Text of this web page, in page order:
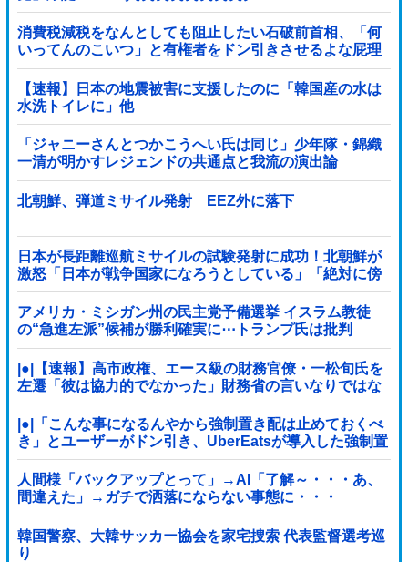
消費税減税をなんとしても阻止したい石破前首相、「何
いってんのこいつ」と有権者をドン引きさせるよな屁理
屈を……
【速報】日本の地震被害に支援したのに「韓国産の水は
水洗トイレに」他
「ジャニーさんとつかこうへい氏は同じ」少年隊・錦織
一清が明かすレジェンドの共通点と我流の演出論
北朝鮮、弾道ミサイル発射 EEZ外に落下
日本が長距離巡航ミサイルの試験発射に成功！北朝鮮が
激怒「日本が戦争国家になろうとしている」「絶対に傍
観しない、必ず後悔させる」
アメリカ・ミシガン州の民主党予備選挙 イスラム教徒
の“急進左派”候補が勝利確実に⋯トランプ氏は批判
|●|【速報】高市政権、エース級の財務官僚・一松旬氏を
左遷「彼は協力的でなかった」財務省の言いなりではな
いことが判明
|●|「こんな事になるんやから強制置き配は止めておくべ
き」とユーザーがドン引き、UberEatsが導入した強制置
き配が起こしたのは……
人間様「バックアップとって」→AI「了解～・・・あ、
間違えた」→ガチで洒落にならない事態に・・・
韓国警察、大韓サッカー協会を家宅捜索 代表監督選考巡
り